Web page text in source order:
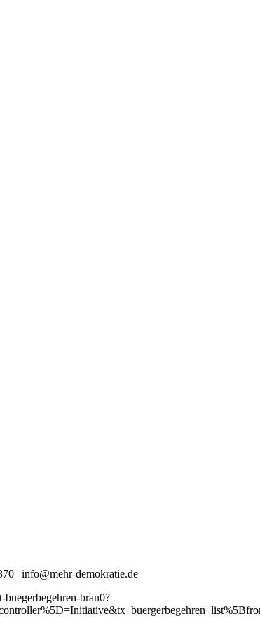
| info@mehr-demokratie.de
buegerbegehren-bran0?